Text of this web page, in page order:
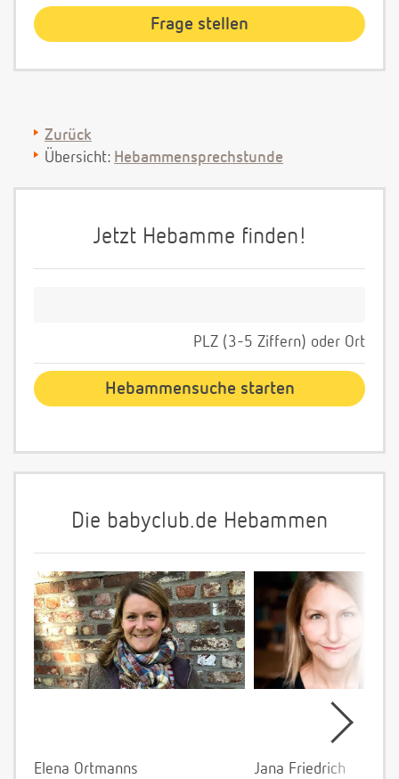
Zurück
Übersicht: Hebammensprechstunde
Jetzt Hebamme finden!
PLZ (3-5 Ziffern) oder Ort
Die babyclub.de Hebammen
Elena Ortmanns
Jana Friedrich